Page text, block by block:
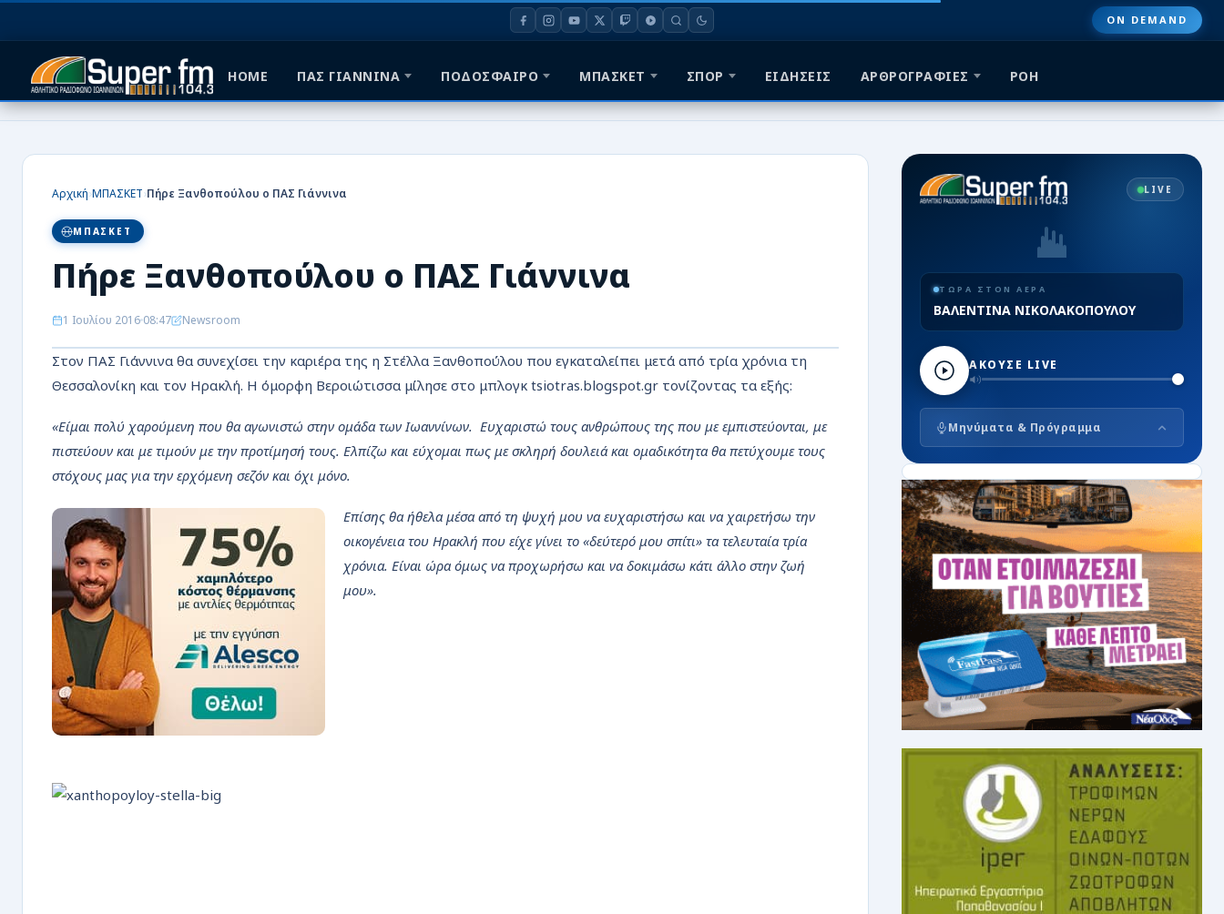
ON DEMAND
HOME ΠΑΣ ΓΙΑΝΝΙΝΑ ΠΟΔΟΣΦΑΙΡΟ ΜΠΑΣΚΕΤ ΣΠΟΡ ΕΙΔΗΣΕΙΣ ΑΡΘΡΟΓΡΑΦΙΕΣ ΡΟΗ
HOME
ΜΠΑΣΚΕΤ
ΑΡΘΡΟΓΡΑΦΙΕΣ
ΡΟΗ
Αρχική›ΜΠΑΣΚΕΤ›Πήρε Ξανθοπούλου ο ΠΑΣ Γιάννινα
ΜΠΑΣΚΕΤ
Πήρε Ξανθοπούλου ο ΠΑΣ Γιάννινα
1 Ιουλίου 2016 08:47 Newsroom
Στον ΠΑΣ Γιάννινα θα συνεχίσει την καριέρα της η Στέλλα Ξανθοπούλου που εγκαταλείπει μετά από τρία χρόνια τη
Θεσσαλονίκη και τον Ηρακλή. Η όμορφη Βεροιώτισσα μίλησε στο μπλογκ tsiotras.blogspot.gr τονίζοντας τα εξής:
«Είμαι πολύ χαρούμενη που θα αγωνιστώ στην ομάδα των Ιωαννίνων. Ευχαριστώ τους ανθρώπους της που με εμπιστεύονται, με
πιστεύουν και με τιμούν με την προτίμησή τους. Ελπίζω και εύχομαι πως με σκληρή δουλειά και ομαδικότητα θα πετύχουμε τους
στόχους μας για την ερχόμενη σεζόν και όχι μόνο.
Επίσης θα ήθελα μέσα από τη ψυχή μου να ευχαριστήσω και να χαιρετήσω την
οικογένεια του Ηρακλή που είχε γίνει το «δεύτερό μου σπίτι» τα τελευταία τρία
χρόνια. Είναι ώρα όμως να προχωρήσω και να δοκιμάσω κάτι άλλο στην ζωή
μου».
LIVE
ΤΩΡΑ ΣΤΟΝ ΑΕΡΑ
ΒΑΛΕΝΤΙΝΑ ΝΙΚΟΛΑΚΟΠΟΥΛΟΥ
ΑΚΟΥΣΕ LIVE
Μηνύματα & Πρόγραμμα